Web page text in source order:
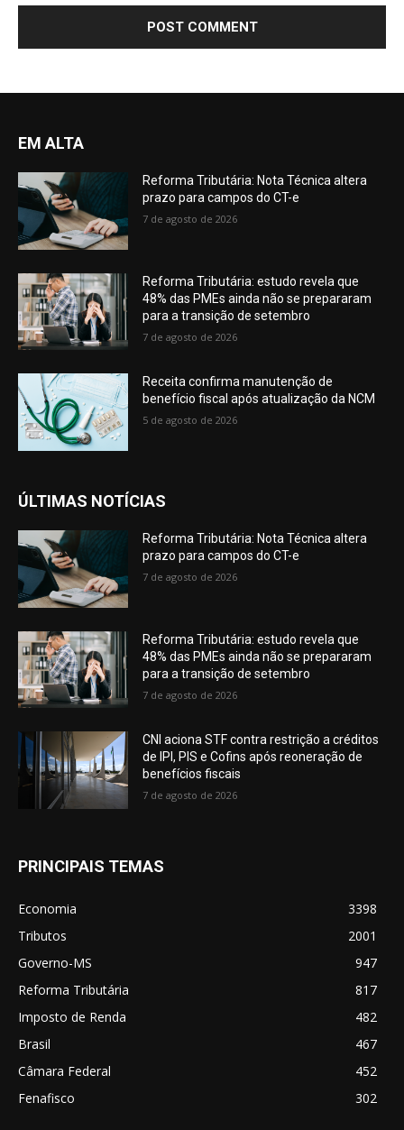
EM ALTA
Reforma Tributária: Nota Técnica altera
prazo para campos do CT-e
7 de agosto de 2026
Reforma Tributária: estudo revela que
48% das PMEs ainda não se prepararam
para a transição de setembro
7 de agosto de 2026
Receita confirma manutenção de
benefício fiscal após atualização da NCM
5 de agosto de 2026
ÚLTIMAS NOTÍCIAS
Reforma Tributária: Nota Técnica altera
prazo para campos do CT-e
7 de agosto de 2026
Reforma Tributária: estudo revela que
48% das PMEs ainda não se prepararam
para a transição de setembro
7 de agosto de 2026
CNI aciona STF contra restrição a créditos
de IPI, PIS e Cofins após reoneração de
benefícios fiscais
7 de agosto de 2026
PRINCIPAIS TEMAS
Economia
3398
Tributos
2001
Governo-MS
947
Reforma Tributária
817
Imposto de Renda
482
Brasil
467
Câmara Federal
452
Fenafisco
302